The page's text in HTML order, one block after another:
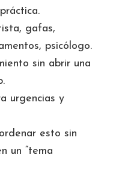
gafas,
psicólogo.
sin abrir una
urgencias y
esto sin
un “tema